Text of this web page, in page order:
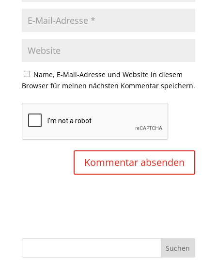
Name, E-Mail-Adresse und Website in diesem
Browser für meinen nächsten Kommentar speichern.